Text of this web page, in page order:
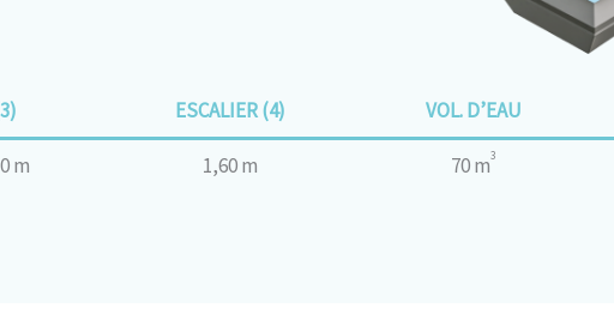
ESCALIER (4) VOL. D’EAU
m 1,60 m 70 m3